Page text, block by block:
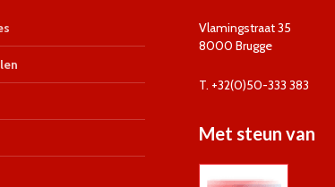
Vlamingstraat 35
8000 Brugge
T. +32(0)50-333 383
Met steun van